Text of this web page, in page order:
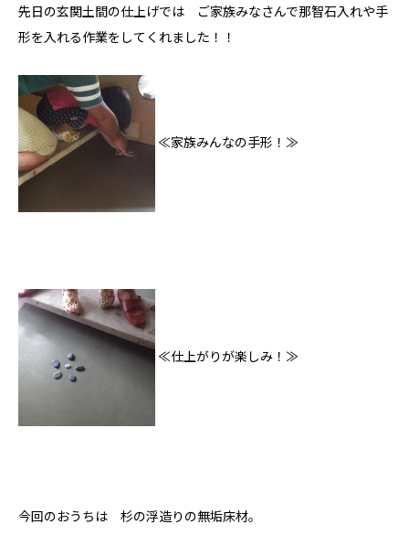
私たちについて
ホクシンの歩み
自慢の大工
省エネと性能
先日の玄関土間の仕上げでは ご家族みなさんで那智石入れや手
形を入れる作業をしてくれました！！
≪家族みんなの手形！≫
≪仕上がりが楽しみ！≫
今回のおうちは 杉の浮造りの無垢床材。